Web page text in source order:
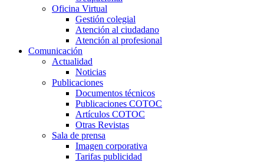
Oficina Virtual
Gestión colegial
Atención al ciudadano
Atención al profesional
Comunicación
Actualidad
Noticias
Publicaciones
Documentos técnicos
Publicaciones COTOC
Artículos COTOC
Otras Revistas
Sala de prensa
Imagen corporativa
Tarifas publicidad